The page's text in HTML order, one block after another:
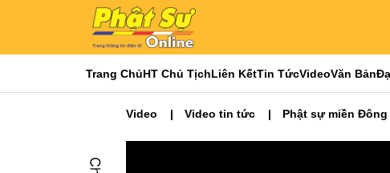
Trang ChủHT Chủ TịchLiên KếtTin TứcVideoVăn Bản
Video Video tin tức Phật sự miền Đông